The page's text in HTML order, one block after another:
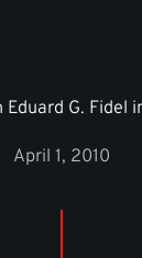
G. Fidel
April 1, 2010